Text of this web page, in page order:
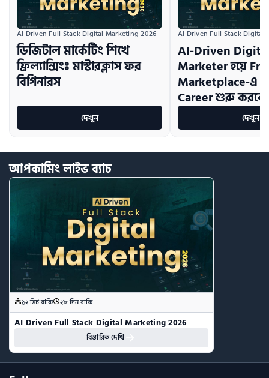
AI Driven Full Stack Digital Marketing 2026
ডিজিটাল মার্কেটিং শিখে
ফ্রিল্যান্সিংঃ মাস্টারক্লাস ফর
বিগিনারস
দেখুন
AI Driven Full Stack Digital
AI-Driven
Marketer হয়ে
Marketplace-এ
Career শুরু
দেখুন
আপকামিংলাইভব্যাচ
১২ সিট বাকি ২৮ দিন বাকি
AI Driven Full Stack Digital Marketing 2026
বিস্তারিত দেখি